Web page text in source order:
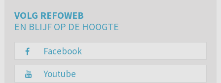
VOLG REFOWEB
EN BLIJF OP DE HOOGTE
Facebook
Youtube